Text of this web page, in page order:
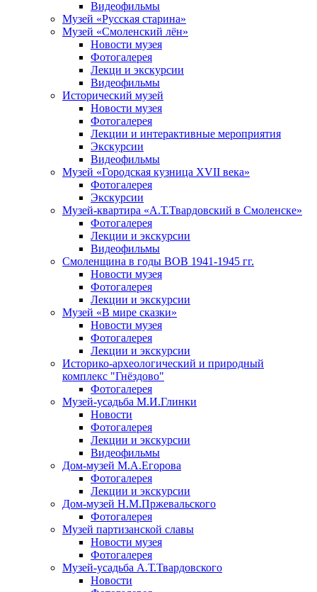
Видеофильмы
Музей «Русская старина»
Музей «Смоленский лён»
Новости музея
Фотогалерея
Лекци и экскурсии
Видеофильмы
Исторический музей
Новости музея
Фотогалерея
Лекции и интерактивные мероприятия
Экскурсии
Видеофильмы
Музей «Городская кузница XVII века»
Фотогалерея
Экскурсии
Музей-квартира «А.Т.Твардовский в Смоленске»
Фотогалерея
Лекции и экскурсии
Видеофильмы
Смоленщина в годы ВОВ 1941-1945 гг.
Новости музея
Фотогалерея
Лекции и экскурсии
Музей «В мире сказки»
Новости музея
Фотогалерея
Лекции и экскурсии
Историко-археологический и природный
комплекс "Гнёздово"
Фотогалерея
Музей-усадьба М.И.Глинки
Новости
Фотогалерея
Лекции и экскурсии
Видеофильмы
Дом-музей М.А.Егорова
Фотогалерея
Лекции и экскурсии
Дом-музей Н.М.Пржевальского
Фотогалерея
Музей партизанской славы
Новости музея
Фотогалерея
Музей-усадьба А.Т.Твардовского
Новости